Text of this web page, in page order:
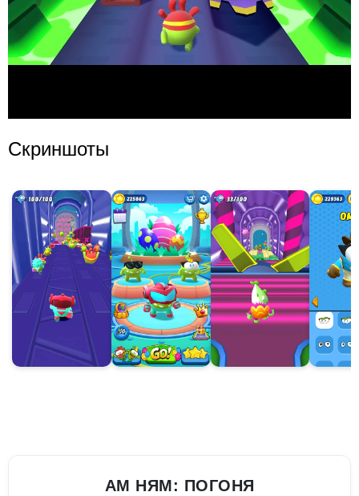
Скриншоты
АМ НЯМ: ПОГОНЯ